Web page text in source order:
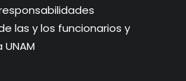
las y los funcionarios y